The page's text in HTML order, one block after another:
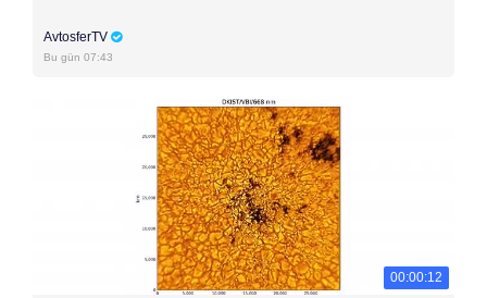
AvtosferTV
Bu gün 07:43
00:00:12